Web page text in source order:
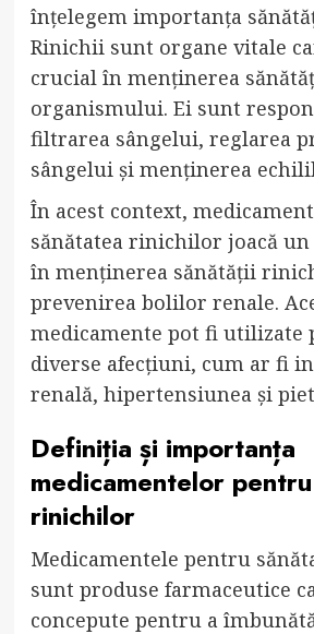
înțelegem importanța
Rinichii sunt organe vitale
crucial în menținerea
organismului. Ei sunt
filtrarea sângelui, reglarea
sângelui și menținerea
În acest context,
sănătatea rinichilor joacă
în menținerea sănătății
prevenirea bolilor renale.
medicamente pot fi utilizate
diverse afecțiuni, cum ar fi
renală, hipertensiunea și
Definiția și importanța
medicamentelor
rinichilor
Medicamentele pentru
sunt produse farmaceutice
concepute pentru a